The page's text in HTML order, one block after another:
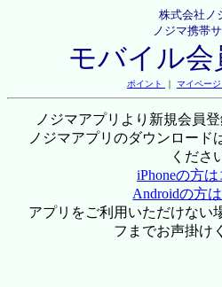
株式会社ノ
ノジマ携帯
モバイル会
ポイント ｜ マイページ
ノジマアプリより新規会員
ノジマアプリのダウンロード
くださ
iPhoneの方
Androidの方
アプリをご利用いただけない
フまでお声掛け